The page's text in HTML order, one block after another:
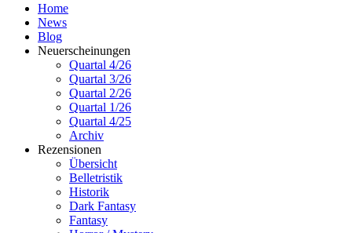
Home
News
Blog
Neuerscheinungen
Quartal 4/26
Quartal 3/26
Quartal 2/26
Quartal 1/26
Quartal 4/25
Archiv
Rezensionen
Übersicht
Belletristik
Historik
Dark Fantasy
Fantasy